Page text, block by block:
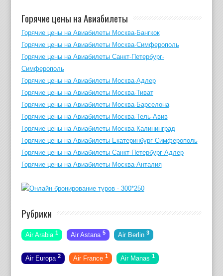
Горячие цены на Авиабилеты
Горячие цены на Авиабилеты Москва-Бангкок
Горячие цены на Авиабилеты Москва-Симферополь
Горячие цены на Авиабилеты Санкт-Петербург-
Симферополь
Горячие цены на Авиабилеты Москва-Адлер
Горячие цены на Авиабилеты Москва-Тиват
Горячие цены на Авиабилеты Москва-Барселона
Горячие цены на Авиабилеты Москва-Тель-Авив
Горячие цены на Авиабилеты Москва-Калининград
Горячие цены на Авиабилеты Екатеринбург-Симферополь
Горячие цены на Авиабилеты Санкт-Петербург-Адлер
Горячие цены на Авиабилеты Москва-Анталия
Рубрики
Air Arabia 1 Air Astana 5 Air Berlin 3
Air Europa 2 Air France 1 Air Manas 1